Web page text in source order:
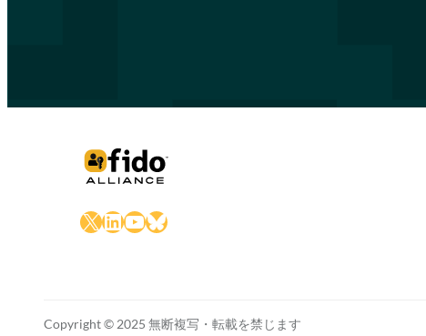
X LinkedIn
YouTube
Bluesky
Copyright © 2025 無断複写・転載を禁じます